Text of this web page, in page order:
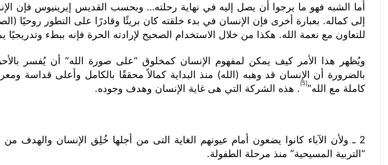
أما الشبه فهو ما يرجوا أن يصل إليه في نهاية رحلته… وبحسب القديس إيرينيوس فإن
إلى كماله. بعبارة أخرى فإن الإنسان في بدء خلقته كان بريئًا وقادرًا على التطور روحيًا
للتعاون مع نعمة الله. هكذا من خلال الاستخدام الصحيح لإرادته الحرة فإنه ببطء
ويُظهر هذا الأمر كيف يمكن لمفهوم الإنسان كمخلوق “على صورة الله” أن يُفسر
بالضرورة أن الإنسان قد وهبه (الله) منذ البداية كمالاً محققًا بالكامل وأعلى قداسة
كاملة مع الله”[5] . هذه الشركة التي هى غاية الإنسان وهدف وجوده.
2 ـ ولأن الآباء كانوا يضعون أمام عيونهم الغاية التى من أجلها خُلِق الإنسان
“التربية المسيحية” منذ مرحلة الطفولة.